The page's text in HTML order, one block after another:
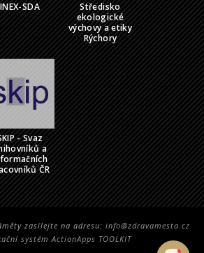
INEX-SDA
Středisko
ekologické
výchovy a etiky
Rýchory
- Svaz
a
ČR
zasílejte na adresu: info@zdravamesta.cz
systém ActionApps TOOLKIT